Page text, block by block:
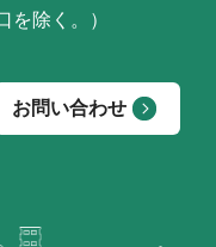
を除く。）
お問い合わせ